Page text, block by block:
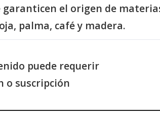
el origen de
palma, café y madera.
puede requerir
o suscripción